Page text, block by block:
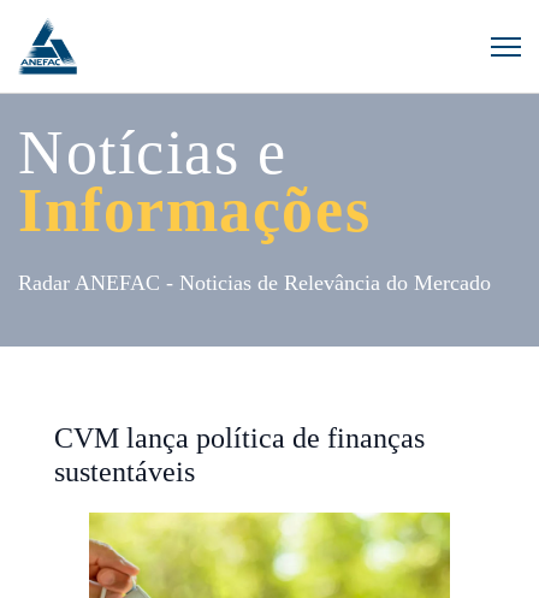
Notícias e
Informações
Radar ANEFAC - Noticias de Relevância do Mercado
CVM lança política de finanças
sustentáveis